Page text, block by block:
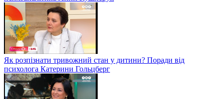
Як розпізнати тривожний стан у дитини? Поради від
психолога Катерини Гольцберг